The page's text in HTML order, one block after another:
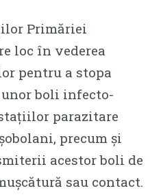
Primăriei
loc în vederea
pentru a stopa
boli infecto-
parazitare
precum și
acestor boli de
sau contact.